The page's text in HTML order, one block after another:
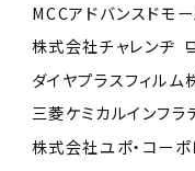
MCCアドバンスドモ
株式会社チャレンヂ
ダイヤプラスフィルム
三菱ケミカルインフ
株式会社ユポ・コーポ